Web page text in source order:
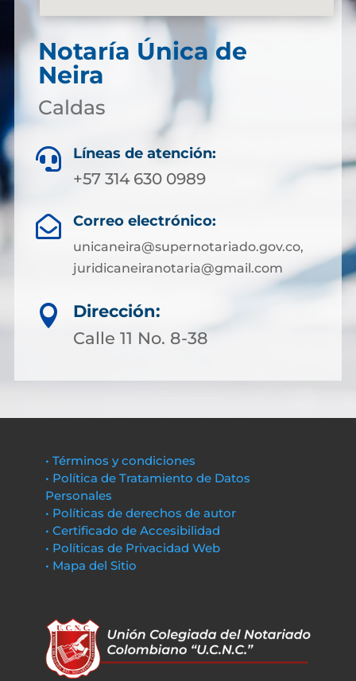
Notaría Única de
Neira
Caldas
 Líneas de atención:
+57 314 630 0989
 Correo electrónico:
unicaneira@supernotariado.gov.co,
juridicaneiranotaria@gmail.com

Dirección:
Calle 11 No. 8-38
• Términos y condiciones
• Política de Tratamiento de Datos
Personales
• Políticas de derechos de autor
• Certificado de Accesibilidad
• Políticas de Privacidad Web
• Mapa del Sitio